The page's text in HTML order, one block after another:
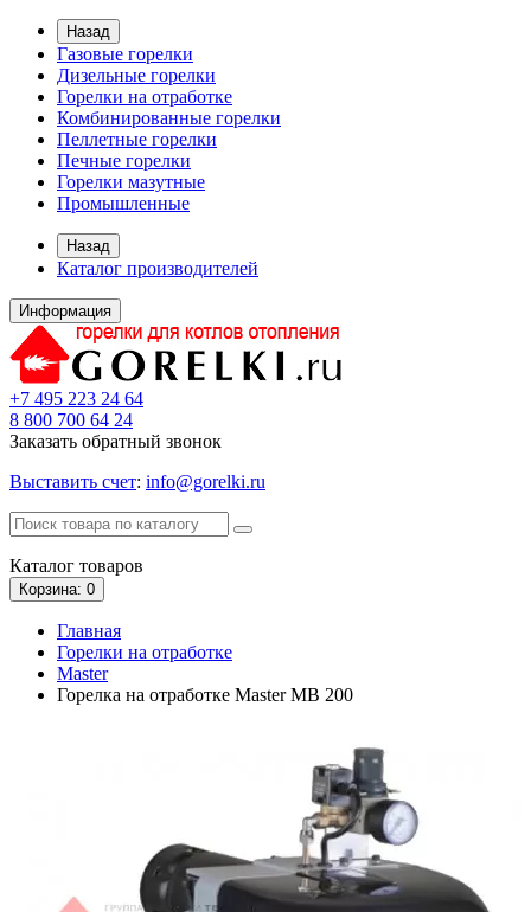
Назад
Газовые горелки
Дизельные горелки
Горелки на отработке
Комбинированные горелки
Пеллетные горелки
Печные горелки
Горелки мазутные
Промышленные
Назад
Каталог производителей
Информация
+7 495 223 24 64
8 800 700 64 24
Заказать обратный звонок
Выставить счет: info@gorelki.ru
Каталог товаров
Корзина: 0
Главная
Горелки на отработке
Master
Горелка на отработке Master MB 200